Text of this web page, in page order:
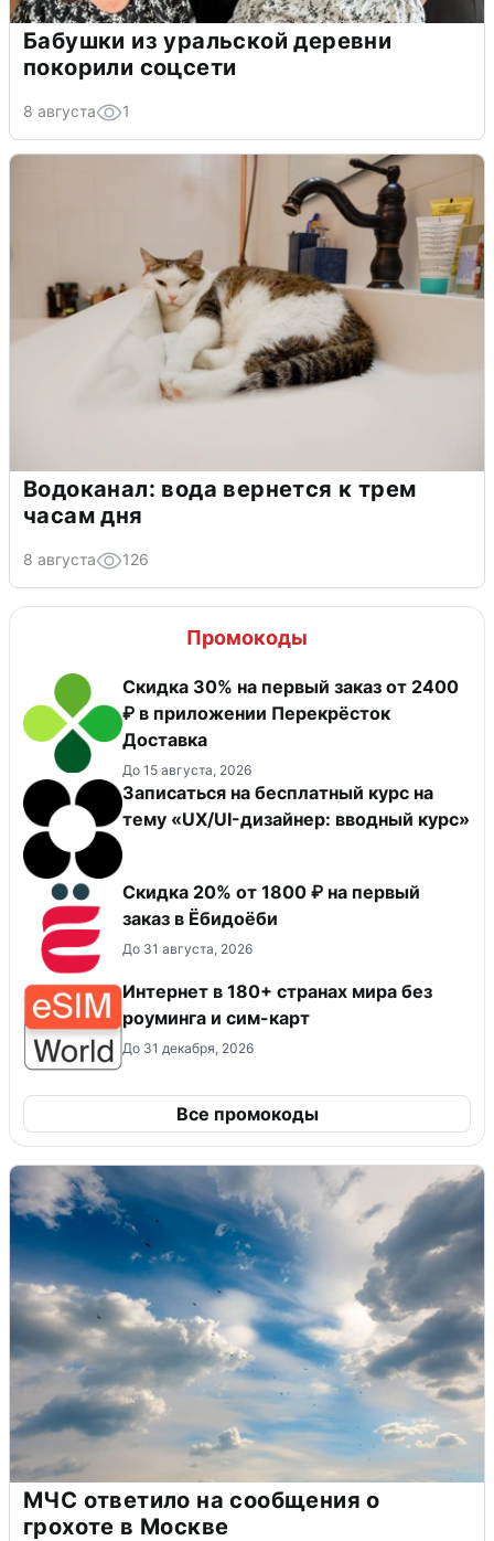
Бабушки из уральской деревни
покорили соцсети
8 августа 1
Водоканал: вода вернется к трем
часам дня
8 августа 126
Промокоды
Скидка 30% на первый заказ от 2400
₽ в приложении Перекрёсток
Доставка
До 15 августа, 2026
Записаться на бесплатный курс на
тему «UX/UI-дизайнер: вводный курс»
Скидка 20% от 1800 ₽ на первый
заказ в Ёбидоёби
До 31 августа, 2026
Интернет в 180+ странах мира без
роуминга и сим-карт
До 31 декабря, 2026
Все промокоды
МЧС ответило на сообщения о
грохоте в Москве